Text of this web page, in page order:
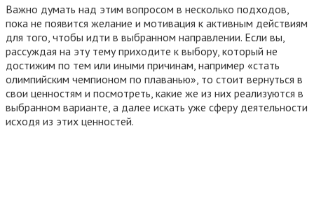
Важно думать над этим вопросом в несколько подходов,
пока не появится желание и мотивация к активным действиям
для того, чтобы идти в выбранном направлении. Если вы,
рассуждая на эту тему приходите к выбору, который не
достижим по тем или иными причинам, например «стать
олимпийским чемпионом по плаванью», то стоит вернуться в
свои ценностям и посмотреть, какие же из них реализуются в
выбранном варианте, а далее искать уже сферу деятельности
исходя из этих ценностей.